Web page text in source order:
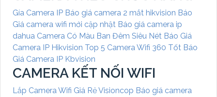
Gía Camera IP Báo giá camera 2 mắt hikvision Báo
Giá camera wifi mới cập nhật Báo giá camera ip
dahua Camera Có Màu Ban Đêm Siêu Nét Báo Giá
Camera IP Hikvision Top 5 Camera Wifi 360 Tốt Báo
Giá Camera IP Kbvision
CAMERA KẾT NỐI WIFI
Lắp Camera Wifi Giá Rẻ Visioncop Báo giá camera